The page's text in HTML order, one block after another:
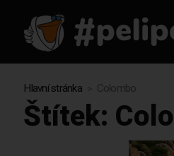
Hlavní stránka Colombo
Štítek: